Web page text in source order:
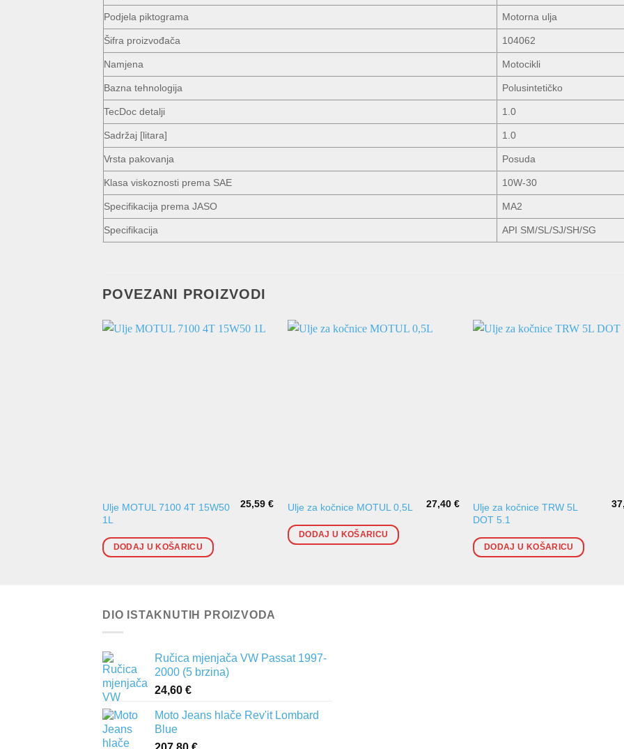
Podjela piktograma Motorna ulja
Šifra proizvođača 104062
Namjena Motocikli
Bazna tehnologija Polusintetičko
TecDoc detalji 1.0
Sadržaj [litara] 1.0
Vrsta pakovanja Posuda
Klasa viskoznosti prema SAE 10W-30
Specifikacija prema JASO MA2
Specifikacija API SM/SL/SJ/SH/SG
POVEZANI PROIZVODI
Ulje MOTUL 7100 4T 15W50
1L
25,59€
DODAJ U KOŠARICU
Ulje za kočnice MOTUL 0,5L 27,40 €
DODAJ U KOŠARICU
Ulje za kočnice TRW 5L
DOT 5.1
DODAJ U KOŠARICU
DIO ISTAKNUTIH PROIZVODA
Ručica mjenjača VW Passat 1997-
2000 (5 brzina)
24,60 €
Moto Jeans hlače Rev'it Lombard
Blue